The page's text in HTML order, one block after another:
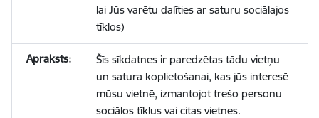
lai Jūs varētu dalīties ar saturu sociālajos
tīklos)
Šīs sīkdatnes ir paredzētas tādu vietņu
un satura koplietošanai, kas jūs interesē
mūsu vietnē, izmantojot trešo personu
sociālos tīklus vai citas vietnes.